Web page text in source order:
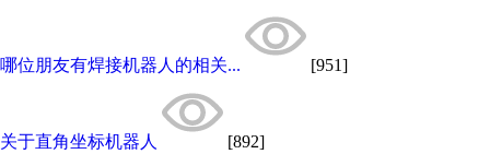
哪位朋友有焊接机器人的相关... [951]
关于直角坐标机器人 [892]